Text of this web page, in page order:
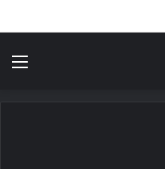
المونديال